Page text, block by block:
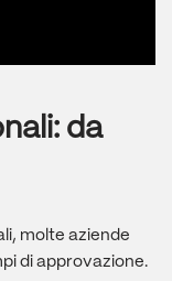
da
molte aziende
di approvazione.